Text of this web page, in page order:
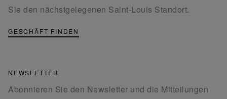
Sie den nächstgelegenen Saint-Louis Standort.
GESCHÄFT FINDEN
NEWSLETTER
Abonnieren Sie den Newsletter und die Mitteilungen